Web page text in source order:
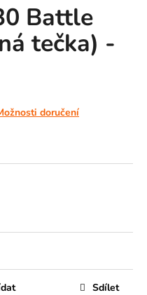
Battle
tečka) -
doručení
Sdílet